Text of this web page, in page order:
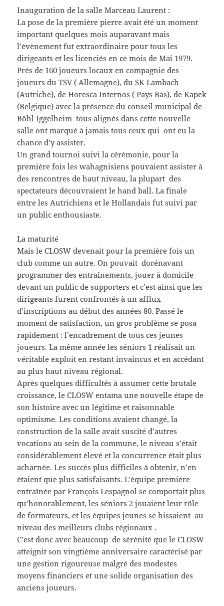
Inauguration de la salle Marceau Laurent :
La pose de la première pierre avait été un moment
important quelques mois auparavant mais
l’évènement fut extraordinaire pour tous les
dirigeants et les licenciés en ce mois de Mai 1979.
Prés de 160 joueurs locaux en compagnie des
joueurs du TSV ( Allemagne), du SK Lambach
(Autriche), de Horesca Internos ( Pays Bas), de Kapek
(Belgique) avec la présence du conseil municipal de
Böhl Iggelheim tous alignés dans cette nouvelle
salle ont marqué à jamais tous ceux qui ont eu la
chance d’y assister.
Un grand tournoi suivi la cérémonie, pour la
première fois les wahagnisiens pouvaient assister à
des rencontres de haut niveau, la plupart des
spectateurs découvraient le hand ball. La finale
entre les Autrichiens et le Hollandais fut suivi par
un public enthousiaste.
La maturité
Mais le CLOSW devenait pour la première fois un
club comme un autre. On pouvait dorénavant
programmer des entraînements, jouer à domicile
devant un public de supporters et c’est ainsi que les
dirigeants furent confrontés à un afflux
d’inscriptions au début des années 80. Passé le
moment de satisfaction, un gros problème se posa
rapidement : l’encadrement de tous ces jeunes
joueurs. La même année les séniors 1 réalisait un
véritable exploit en restant invaincus et en accédant
au plus haut niveau régional.
Après quelques difficultés à assumer cette brutale
croissance, le CLOSW entama une nouvelle étape de
son histoire avec un légitime et raisonnable
optimisme. Les conditions avaient changé, la
construction de la salle avait suscité d’autres
vocations au sein de la commune, le niveau s’était
considérablement élevé et la concurrence était plus
acharnée. Les succés plus difficiles à obtenir, n’en
étaient que plus satisfaisants. L’équipe première
entraînée par François Lespagnol se comportait plus
qu’honorablement, les séniors 2 jouaient leur rôle
de formateurs, et les équipes jeunes se hissaient au
niveau des meilleurs clubs régionaux .
C’est donc avec beaucoup de sérénité que le CLOSW
atteignit son vingtième anniversaire caractérisé par
une gestion rigoureuse malgré des modestes
moyens financiers et une solide organisation des
anciens joueurs.